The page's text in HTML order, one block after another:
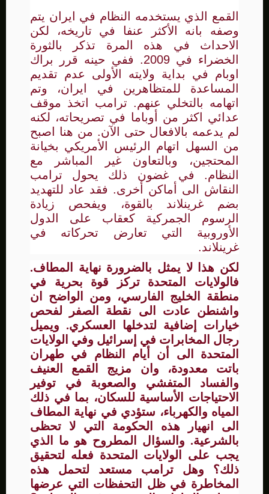
القمع الذي يستخدمه النظام في ايران يتم
وصفه بانه الأكثر عنفا في تاريخه، لكن
الاحداث في هذه المرة تذكر بالثورة
الخضراء في 2009. ففي حينه قرر براك
اوبام في بداية ولايته الأولى عدم تقديم
المساعدة للمتظاهرين في ايران، وتم
اتهامه بالتخلي عنهم. ترامب اتخذ موقف
عدائي اكثر من أوباما في تصريحاته، لكنه
لم يدعمه بالافعال حتى الآن. من هنا اصبح
من السهل اتهام الرئيس الأمريكي بخيانة
المحتجين، وبالتعاون غير المباشر مع
النظام. في غضون ذلك يحول ترامب
النقاش الى أماكن أخرى. فقد عاد للتهديد
بضم غرينلاند بالقوة، ويفحص زيادة
الرسوم الجمركية كعقاب على الدول
الأوروبية التي تعارض تحركاته في
غرينلاند.
لكن هذا لا يمثل بالضرورة نهاية المطاف.
فالولايات المتحدة تركز قوة بحرية في
منطقة الخليج الفارسي، ومن الواضح ان
واشنطن عادت الى نقطة الصفر لفحص
خيارات إضافية لتدخلها العسكري. ويميل
رجال المخابرات في إسرائيل وفي الولايات
المتحدة الى أن أيام النظام في طهران
باتت معدودة، وان مزيج القمع العنيف
والفساد المتفشي والصعوبة في توفير
الاحتياجات الأساسية للسكان، بما في ذلك
المياه والكهرباء، ستؤدي في نهاية المطاف
الى انهيار هذه الحكومة التي لا تحظى
بالشرعية. والسؤال المطروح هو ما الذي
يجب على الولايات المتحدة فعله لتحقيق
ذلك؟ وهل ترامب مستعد لتحمل هذه
المخاطرة في ظل التحفظات التي عرضها